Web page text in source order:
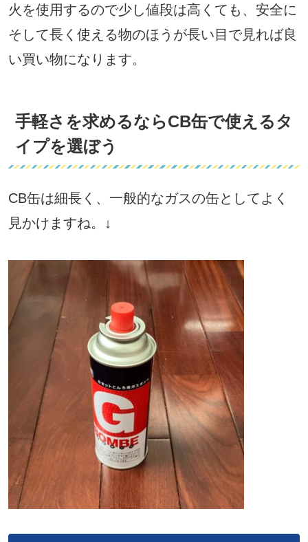
火を使用するので少し値段は高くても、安全に
そして長く使える物のほうが長い目で見れば良
い買い物になります。
手軽さを求めるならCB缶で使えるタ
イプを選ぼう
CB缶は細長く、一般的なガスの缶としてよく
見かけますね。↓